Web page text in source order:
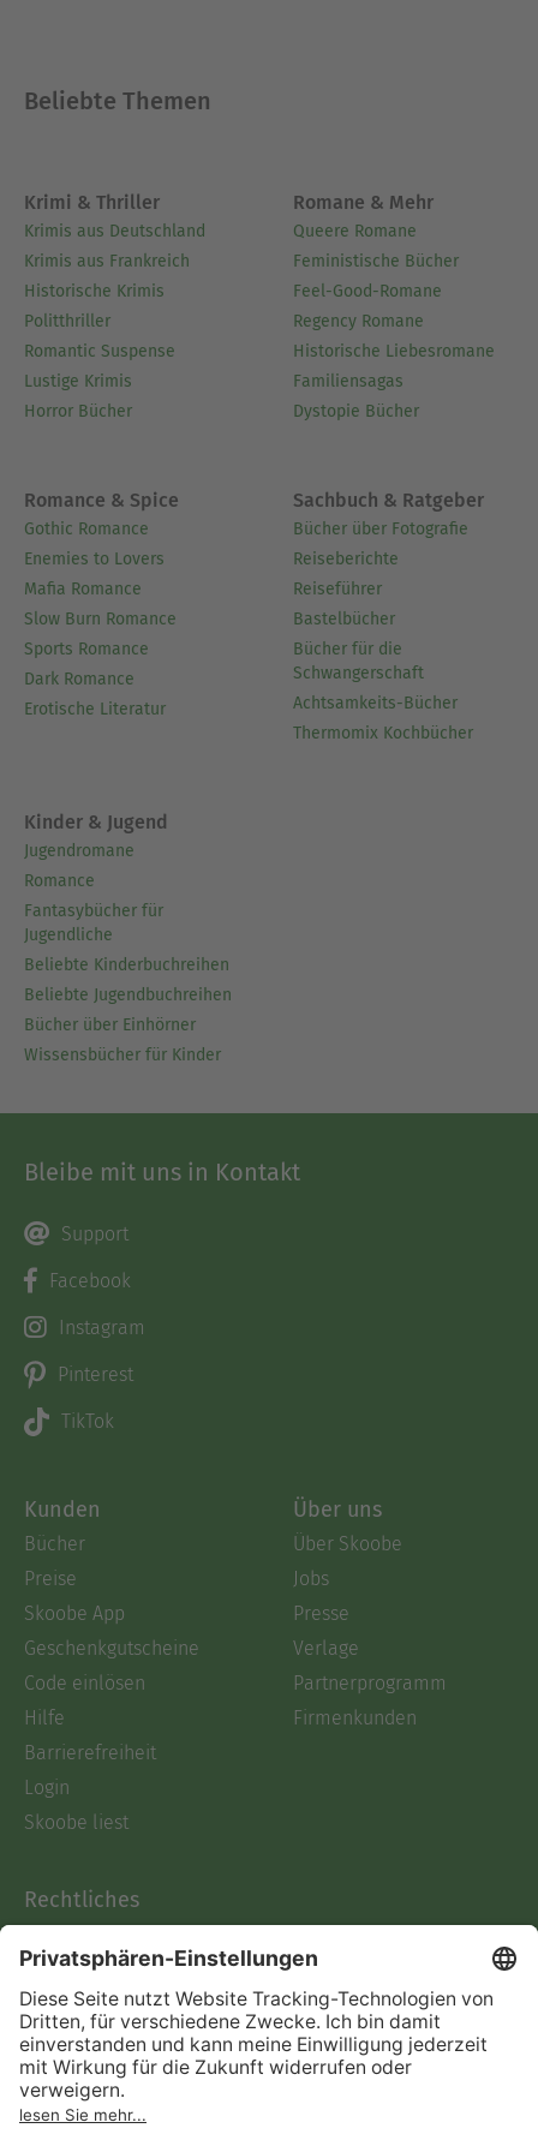
Beliebte Themen
Krimi & Thriller
Krimis aus Deutschland
Krimis aus Frankreich
Historische Krimis
Politthriller
Romantic Suspense
Lustige Krimis
Horror Bücher
Romane & Mehr
Queere Romane
Feministische Bücher
Feel-Good-Romane
Regency Romane
Historische Liebesromane
Familiensagas
Dystopie Bücher
Romance & Spice
Gothic Romance
Enemies to Lovers
Mafia Romance
Slow Burn Romance
Sports Romance
Dark Romance
Erotische Literatur
Sachbuch & Ratgeber
Bücher über Fotografie
Reiseberichte
Reiseführer
Bastelbücher
Bücher für die
Schwangerschaft
Achtsamkeits-Bücher
Thermomix Kochbücher
Kinder & Jugend
Jugendromane
Romance
Fantasybücher für
Jugendliche
Beliebte Kinderbuchreihen
Beliebte Jugendbuchreihen
Bücher über Einhörner
Wissensbücher für Kinder
Bleibe mit uns in Kontakt
Support
Facebook
Instagram
Pinterest
TikTok
Kunden
Bücher
Preise
Skoobe App
Geschenkgutscheine
Code einlösen
Hilfe
Barrierefreiheit
Login
Skoobe liest
Über uns
Über Skoobe
Jobs
Presse
Verlage
Partnerprogramm
Firmenkunden
Rechtliches
AGB
Informationen nach Data
Act
Verträge hier kündigen
Impressum